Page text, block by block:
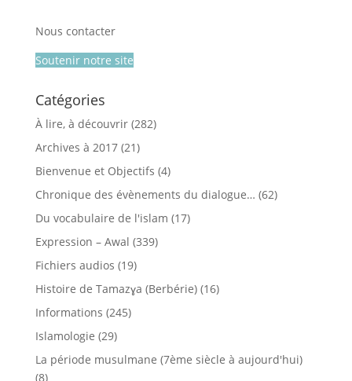
Nous contacter
Soutenir notre site
Catégories
À lire, à découvrir(282)
Archives à 2017(21)
Bienvenue et Objectifs (4)
Chronique des évènements du dialogue… (62)
Du vocabulaire de l'islam (17)
Expression – Awal (339)
Fichiers audios (19)
Histoire de Tamazɣa (Berbérie)(16)
Informations (245)
Islamologie (29)
La période musulmane (7ème siècle à aujourd'hui)
(8)